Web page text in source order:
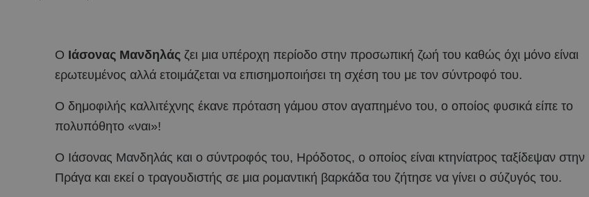
Ο Ιάσονας Μανδηλάς ζει μια υπέροχη περίοδο στην προσωπική ζωή του καθώς όχι μόνο είναι
ερωτευμένος αλλά ετοιμάζεται να επισημοποιήσει τη σχέση του με τον σύντροφό του.
Ο δημοφιλής καλλιτέχνης έκανε πρόταση γάμου στον αγαπημένο του, ο οποίος φυσικά είπε το
πολυπόθητο «ναι»!
Ο Ιάσονας Μανδηλάς και ο σύντροφός του, Ηρόδοτος, ο οποίος είναι κτηνίατρος ταξίδεψαν στην
Πράγα και εκεί ο τραγουδιστής σε μια ρομαντική βαρκάδα του ζήτησε να γίνει ο σύζυγός του.